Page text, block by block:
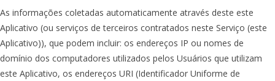
As informações coletadas automaticamente através deste este
Aplicativo (ou serviços de terceiros contratados neste Serviço (este
Aplicativo)), que podem incluir: os endereços IP ou nomes de
domínio dos computadores utilizados pelos Usuários que utilizam
este Aplicativo, os endereços URI (Identificador Uniforme de